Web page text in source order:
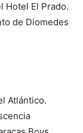
Hotel El Prado.
de Diomedes
Atlántico.